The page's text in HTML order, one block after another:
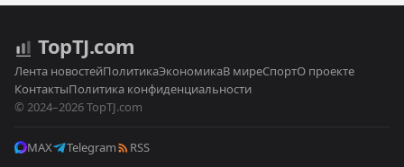
TopTJ.com
Лента новостейПолитикаЭкономикаВ миреСпортО проекте
КонтактыПолитика конфиденциальности
© 2024–2026 TopTJ.com
MAX Telegram RSS